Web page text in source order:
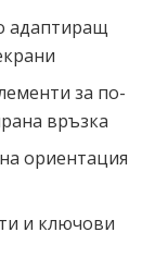
адаптиращ
за по-
връзка
ориентация
и ключови